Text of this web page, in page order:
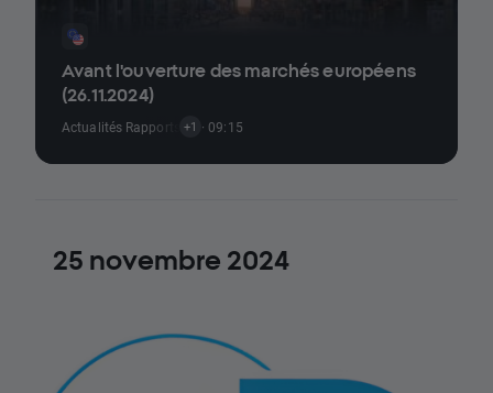
Avant l'ouverture des marchés européens
(26.11.2024)
Actualités Rapports Économiques
+1 · 09:15
25 novembre 2024